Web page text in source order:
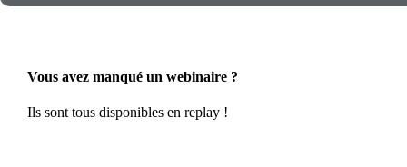
Vous avez manqué un webinaire ?
Ils sont tous disponibles en replay !